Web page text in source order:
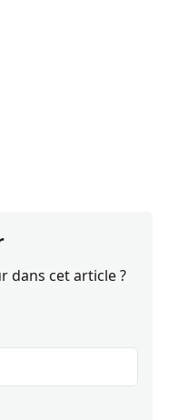
dans cet article ?